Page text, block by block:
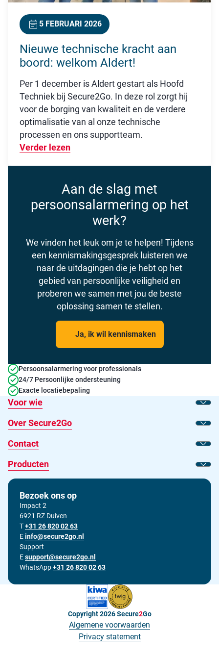
5 FEBRUARI 2026
Nieuwe technische kracht aan
boord: welkom Aldert!
Per 1 december is Aldert gestart als Hoofd
Techniek bij Secure2Go. In deze rol zorgt hij
voor de borging van kwaliteit en de verdere
optimalisatie van al onze technische
processen en ons supportteam.
Verder lezen
Aan de slag met
persoonsalarmering op het
werk?
We vinden het leuk om je te helpen! Tijdens
een kennismakingsgesprek luisteren we
naar de uitdagingen die je hebt op het
gebied van persoonlijke veiligheid en
proberen we samen met jou de beste
oplossing samen te stellen.
Ja, ik wil kennismaken
Persoonsalarmering voor professionals
24/7 Persoonlijke ondersteuning
Exacte locatiebepaling
Voor wie
Toon
Over Secure2Go
Toon
Contact
Toon
Producten
Toon
Bezoek ons op
Impact 2
6921 RZ Duiven
TBel ons op
+31 26 820 02 63
EStuur ons een e-mail op
info@secure2go.nl
Support
EStuur onze support afdeling een e-mail op
support@secure2go.nl
WhatsApp+31 26 820 02 63
Copyright 2026Secure2Go
Algemene voorwaarden
Privacy statement